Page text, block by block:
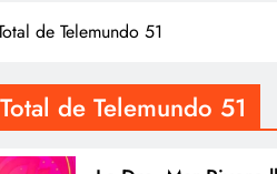
de Telemundo 51
de Telemundo 51